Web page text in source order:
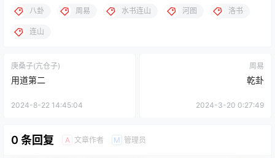
八卦 周易 水书连山 河图 洛书
连山
庚桑子(亢仓子)
用道第二
2024-8-22 14:45:04
周易
乾卦
2024-3-20 0:27:49
0 条回复 A 文章作者 M 管理员